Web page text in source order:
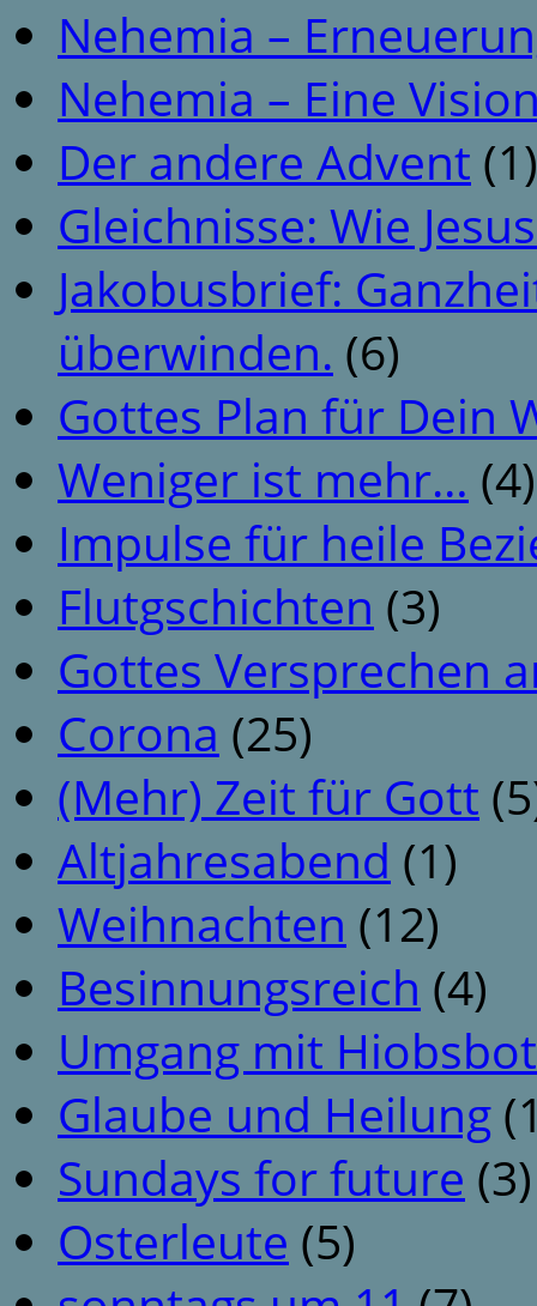
Nehemia –
Nehemia – Eine
Der andere Advent (1)
Gleichnisse: Wie
Jakobusbrief:
überwinden. (6)
Gottes Plan für Dein
Weniger ist mehr… (4)
Impulse für heile
Flutgschichten (3)
Gottes Versprechen
Corona (25)
(Mehr) Zeit für Gott
Altjahresabend (1)
Weihnachten (12)
Besinnungsreich (4)
Umgang mit
Glaube und Heilung
Sundays for future (3)
Osterleute (5)